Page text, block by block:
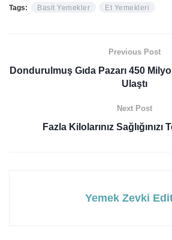
Tags: Basit Yemekler Et Yemekleri
Previous Post
Dondurulmuş Gıda Pazarı 450
Ulaştı
Next Post
Fazla Kilolarınız
Yemek Zevki